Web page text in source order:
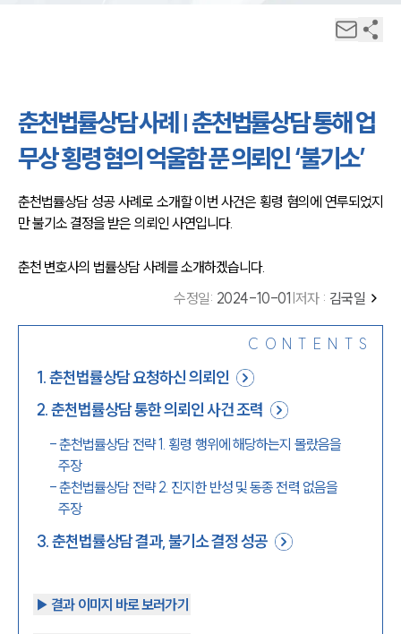
춘천법률상담 사례 | 춘천법률상담 통해 업
무상 횡령 혐의 억울함 푼 의뢰인 ‘불기소’
춘천법률상담 성공 사례로 소개할 이번 사건은 횡령 혐의에 연루되었지
만 불기소 결정을 받은 의뢰인 사연입니다.
춘천 변호사의 법률상담 사례를 소개하겠습니다.
수정일: 2024-10-01 |저자 : 김국일
CONTENTS
1.춘천법률상담 요청하신 의뢰인
2.춘천법률상담 통한 의뢰인 사건 조력
-춘천법률상담 전략 1. 횡령 행위에 해당하는지 몰랐음을
주장
-춘천법률상담 전략 2. 진지한 반성 및 동종 전력 없음을
주장
3.춘천법률상담 결과, 불기소 결정 성공
▶︎ 결과 이미지 바로 보러가기